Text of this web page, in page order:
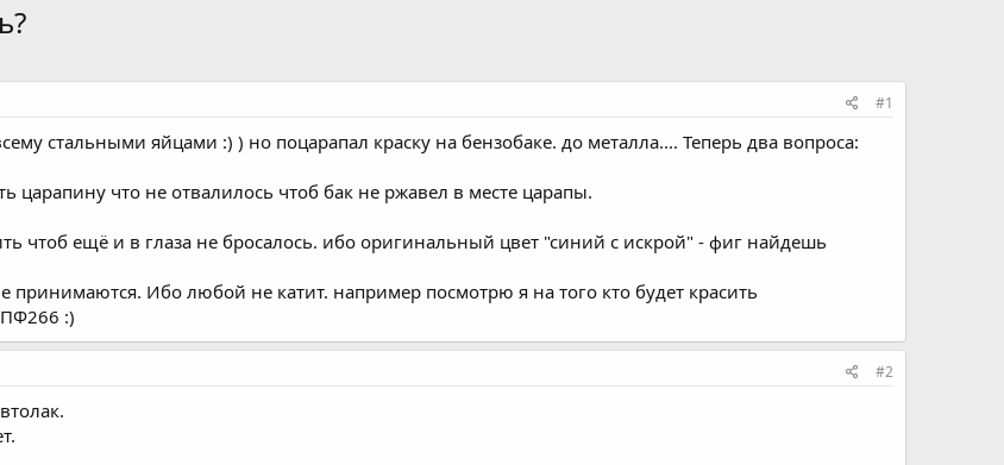
#1
стальными яйцами :) ) но поцарапал краску на бензобаке. до металла.... Теперь два вопроса:
царапину что не отвалилось чтоб бак не ржавел в месте царапы.
чтоб ещё и в глаза не бросалось. ибо оригинальный цвет "синий с искрой" - фиг найдешь
принимаются. Ибо любой не катит. например посмотрю я на того кто будет красить
:)
#2